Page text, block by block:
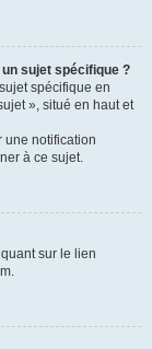
sujet spécifique ?
spécifique en
», situé en haut et
une notification
à ce sujet.
sur le lien